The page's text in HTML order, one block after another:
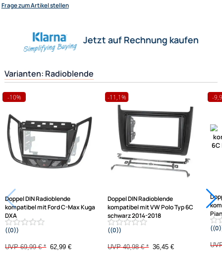
Setinhalt: Radioblende, Metalleinbaukit
Herstellerinformationen
Hilfreiche Links
passende Produkte
Frage zum Artikel stellen
Jetzt auf Rechnung kaufen
Varianten: Radioblende
-10% -11,1%
Ultramall
Wir versenden mit
Unsere Leistungen